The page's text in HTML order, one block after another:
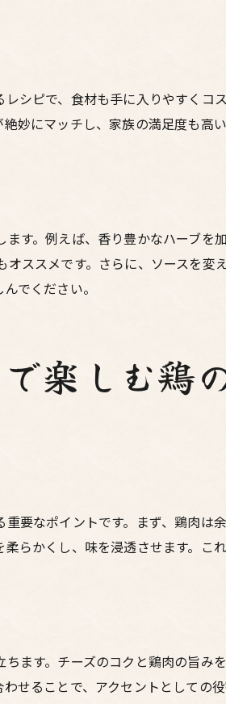
！プロの味の鶏のチーズカツ
な味付けのコツ
味しい鶏のチーズカツ
出す調理法
で絶品の鶏のチーズカツ
いホームメイド鶏のチーズカツ
た鶏のチーズカツの作り方
る！鶏のチーズカツの美味しさ
るチーズの鶏のチーズカツ
すめの鶏のチーズカツレシピ
のチーズカツの盛り付けアイデア
せた鶏のチーズカツの献立
のチーズカツの作り方
のチーズカツのレシピ紹介
作るための基本の材料と道具
シピで、食材も手に入りやすくコ
妙にマッチし、家族の満足度も高
す。例えば、香り豊かなハーブを
ススメです。さらに、ソースを変
でください。
楽しむ鶏
要なポイントです。まず、鶏肉は
らかくし、味を浸透させます。こ
ます。チーズのコクと鶏肉の旨み
せることで、アクセントとしての